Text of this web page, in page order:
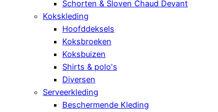
Schorten & Sloven Chaud Devant
Kokskleding
Hoofddeksels
Koksbroeken
Koksbuizen
Shirts & polo's
Diversen
Serveerkleding
Beschermende Kleding